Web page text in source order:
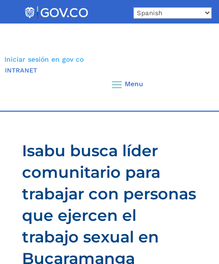
Iniciar sesión en gov co
INTRANET
Isabu busca líder
comunitario para
trabajar con personas
que ejercen el
trabajo sexual en
Bucaramanga